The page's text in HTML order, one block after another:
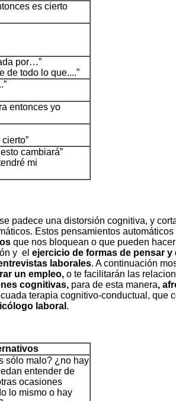
es cierto
por…”
de todo lo que....”
entonces yo
cambiará”
mi
padece una distorsión cognitiva, y
Estos pensamientos
que nos bloquean o que pueden
y el ejercicio de formas de pensar y
laborales. A continuación
un empleo, o te facilitarán las
cognitivas, para de esta manera,
terapia cognitivo-conductual, que
laboral .
sólo malo? ¿no hay
entender de
ocasiones
lo mismo o hay